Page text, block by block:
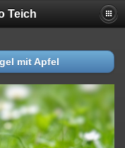
Teich
mit Apfel